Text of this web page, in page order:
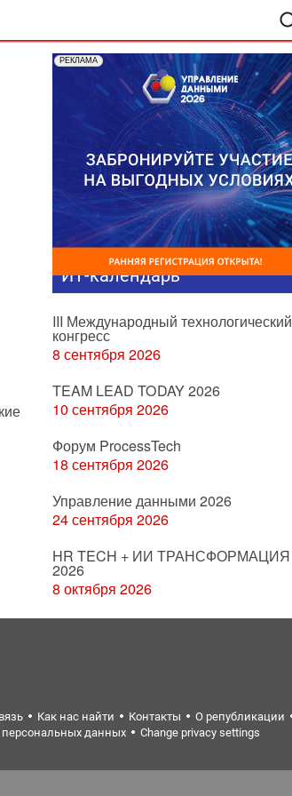
РЕКЛАМА
ИТ-календарь
III Международный технологический
конгресс
8 сентября 2026
TEAM LEAD TODAY 2026
10 сентября 2026
Форум ProcessTech
18 сентября 2026
Управление данными 2026
24 сентября 2026
HR TECH + ИИ ТРАНСФОРМАЦИЯ
2026
8 октября 2026
Как нас найти Контакты
О републикации
персональных данных Change privacy settings